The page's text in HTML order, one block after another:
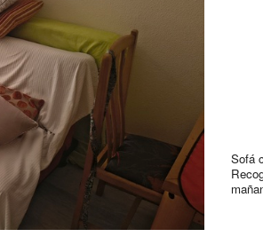
Sofá